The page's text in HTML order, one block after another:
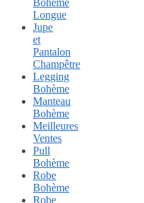
Longue
Jupe
et
Pantalon
Champêtre
Legging
Bohème
Manteau
Bohème
Meilleures
Ventes
Pull
Bohème
Robe
Bohème
Robe